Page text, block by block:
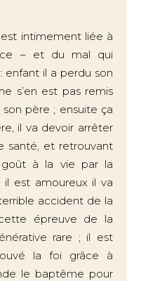
intimement liée à
– et du mal qui
enfant il a perdu son
s’en est pas remis
père ; ensuite ça
il va devoir arrêter
santé, et retrouvant
à la vie par la
est amoureux il va
accident de la
épreuve de la
rare ; il est
la foi grâce à
le baptême pour